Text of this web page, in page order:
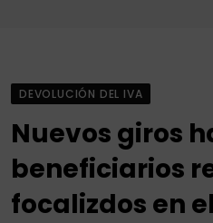
DEVOLUCIÓN DEL IVA
Nuevos giros
beneficiarios
focalizdos en